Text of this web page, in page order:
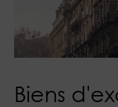
Biens